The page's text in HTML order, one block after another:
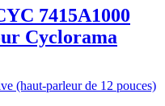
7415A1000
Cyclorama